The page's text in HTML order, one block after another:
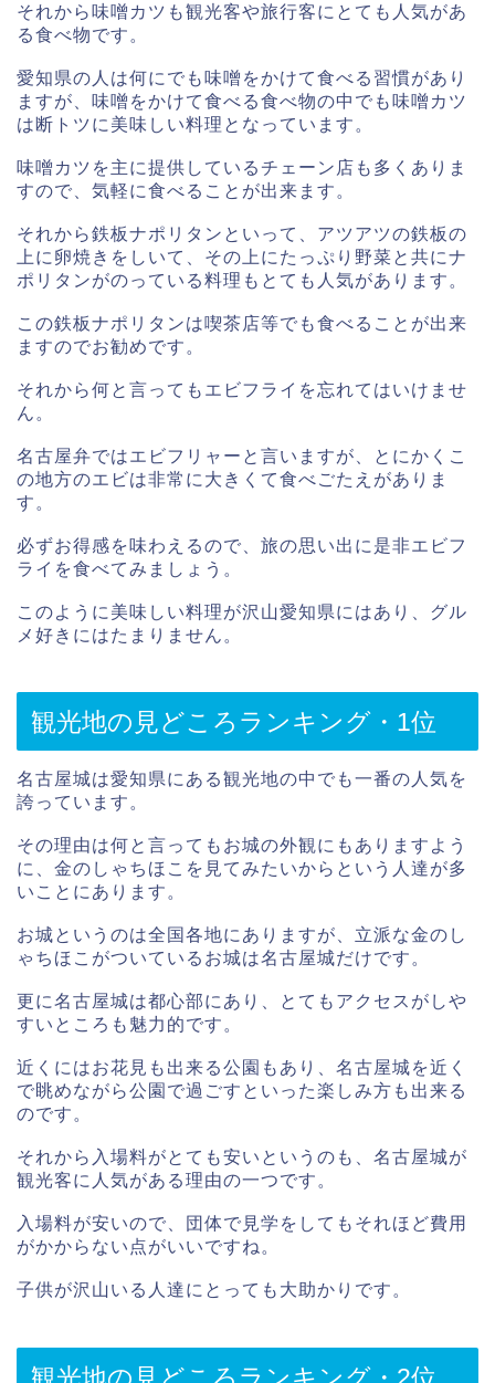
それから味噌カツも観光客や旅行客にとても人気があ
る食べ物です。
愛知県の人は何にでも味噌をかけて食べる習慣があり
ますが、味噌をかけて食べる食べ物の中でも味噌カツ
は断トツに美味しい料理となっています。
味噌カツを主に提供しているチェーン店も多くありま
すので、気軽に食べることが出来ます。
それから鉄板ナポリタンといって、アツアツの鉄板の
上に卵焼きをしいて、その上にたっぷり野菜と共にナ
ポリタンがのっている料理もとても人気があります。
この鉄板ナポリタンは喫茶店等でも食べることが出来
ますのでお勧めです。
それから何と言ってもエビフライを忘れてはいけませ
ん。
名古屋弁ではエビフリャーと言いますが、とにかくこ
の地方のエビは非常に大きくて食べごたえがありま
す。
必ずお得感を味わえるので、旅の思い出に是非エビフ
ライを食べてみましょう。
このように美味しい料理が沢山愛知県にはあり、グル
メ好きにはたまりません。
観光地の見どころランキング・1位
名古屋城は愛知県にある観光地の中でも一番の人気を
誇っています。
その理由は何と言ってもお城の外観にもありますよう
に、金のしゃちほこを見てみたいからという人達が多
いことにあります。
お城というのは全国各地にありますが、立派な金のし
ゃちほこがついているお城は名古屋城だけです。
更に名古屋城は都心部にあり、とてもアクセスがしや
すいところも魅力的です。
近くにはお花見も出来る公園もあり、名古屋城を近く
で眺めながら公園で過ごすといった楽しみ方も出来る
のです。
それから入場料がとても安いというのも、名古屋城が
観光客に人気がある理由の一つです。
入場料が安いので、団体で見学をしてもそれほど費用
がかからない点がいいですね。
子供が沢山いる人達にとっても大助かりです。
観光地の見どころランキング・2位